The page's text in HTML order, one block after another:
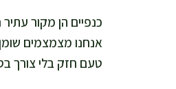
כנפיים הן מקור
אנחנו מצמצמים
טעם חזק בלי צורך